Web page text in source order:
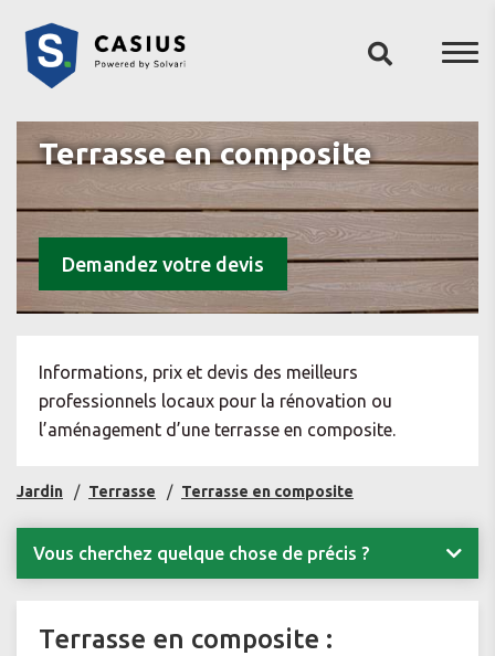
Terrasse en composite
Demandez votre devis
Informations, prix et devis des meilleurs
professionnels locaux pour la rénovation ou
l’aménagement d’une terrasse en composite.
Jardin Terrasse Terrasse en composite
Vous cherchez quelque chose de précis ?
Terrasse en composite :